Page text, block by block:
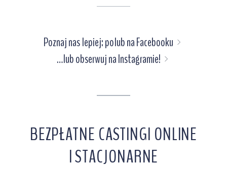
Poznaj nas lepiej: polub na Facebooku
…lub obserwuj na Instagramie!
BEZPŁATNE CASTINGI ONLINE
I STACJONARNE